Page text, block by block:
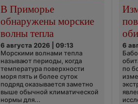
В Приморье
обнаружены морские
волны тепла
6 августа 2026 | 09:13
Морскими волнами тепла
называют периоды, когда
температура поверхности
моря пять и более суток
подряд оказывается заметно
выше обычной климатической
нормы для...
6
по